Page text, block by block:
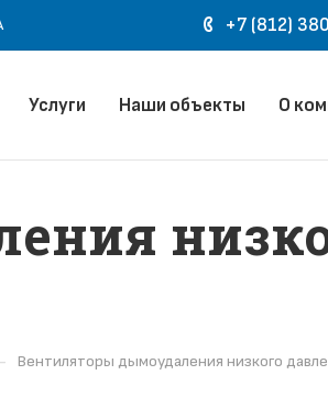
+7 (812)
Услуги Наши объекты О
Вентиляторы дымоудаления низкого